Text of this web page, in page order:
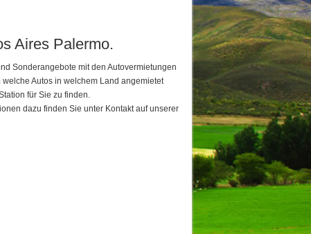
Aires Palermo.
Sonderangebote mit den Autovermietungen
Autos in welchem Land angemietet
für Sie zu finden.
dazu finden Sie unter Kontakt auf unserer